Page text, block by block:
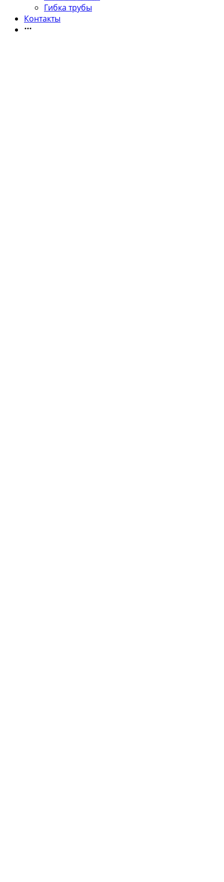
Гибка трубы
Контакты